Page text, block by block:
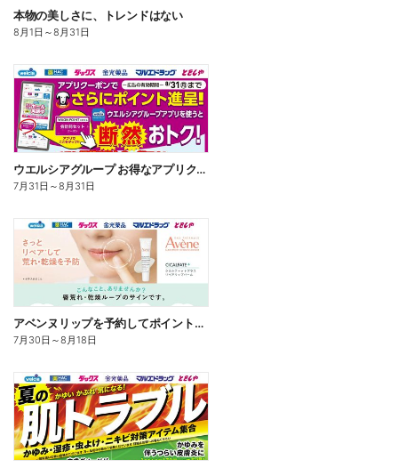
本物の美しさに、トレンドはない
8月1日 ～8月31日
ウエルシアグループ お得なアプリクーポン
7月31日 ～8月31日
アベンヌリップを予約してポイントゲット!
7月30日 ～8月18日